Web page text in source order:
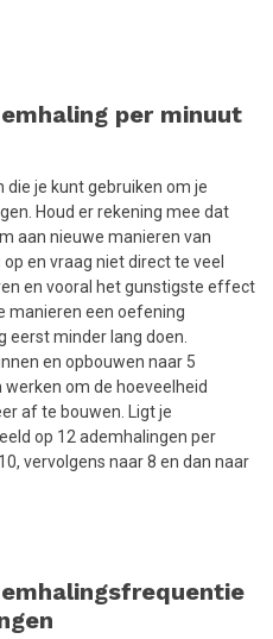
per minuut
je kunt gebruiken om je
Houd er rekening mee dat
aan nieuwe manieren van
en vraag niet direct te veel
en vooral het gunstigste effect
manieren een oefening
eerst minder lang doen.
en opbouwen naar 5
om de hoeveelheid
af te bouwen. Ligt je
op 12 ademhalingen per
vervolgens naar 8 en dan naar